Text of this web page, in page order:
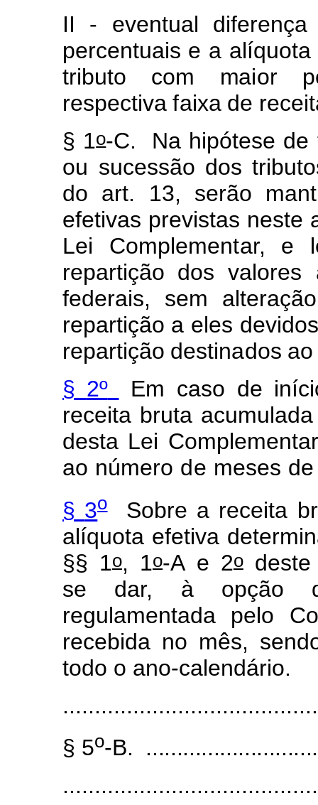
II
- eventual diferença
percentuais e a alíquota
tributo com maior
respectiva faixa de
§ 1o-C. Na hipótese de
ou sucessão dos tributo
do art. 13, serão
efetivas previstas neste
Lei
Complementar, e
repartição dos valores
federais, sem alteração
repartição a eles
repartição destinados ao
§ 2º Em caso de iníci
receita bruta acumulada
desta Lei Complemen
ao número de meses de
§ 3o Sobre a receita br
alíquota efetiva determ
§§ 1o, 1o-A e 2o deste
se dar, à opção
regulamentada pelo C
recebida no mês,
todo o ano-calendário.
§ 5o-B.